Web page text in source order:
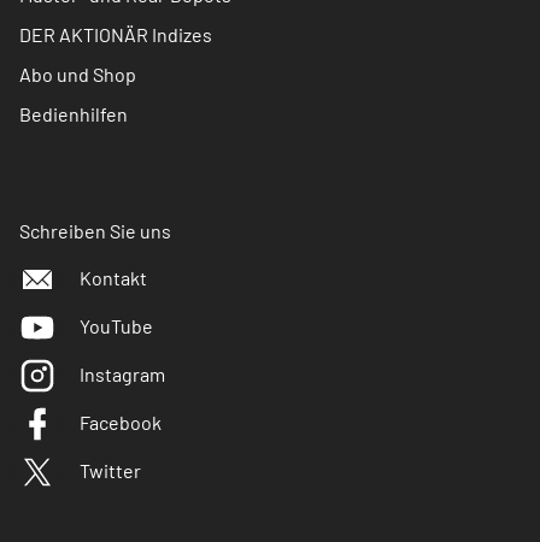
DER AKTIONÄR Indizes
Abo und Shop
Bedienhilfen
Schreiben Sie uns
Kontakt
YouTube
Instagram
Facebook
Twitter